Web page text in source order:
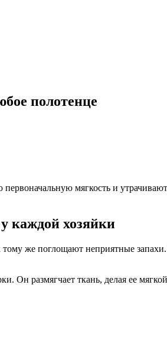
полотенце
мягкость и
каждой хозяйки
же поглощают неприятные
Он размягчает ткань, делая ее